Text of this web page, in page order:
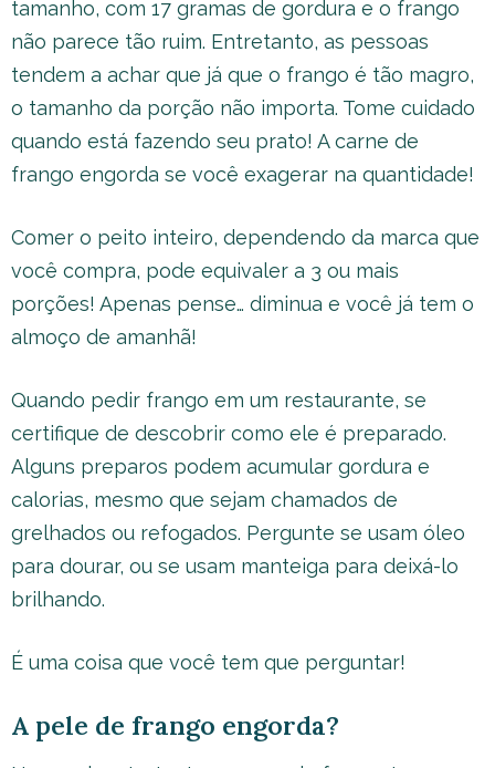
tamanho, com 17 gramas de gordura e o frango
não parece tão ruim. Entretanto, as pessoas
tendem a achar que já que o frango é tão magro,
o tamanho da porção não importa. Tome cuidado
quando está fazendo seu prato! A carne de
frango engorda se você exagerar na quantidade!
Comer o peito inteiro, dependendo da marca que
você compra, pode equivaler a 3 ou mais
porções! Apenas pense… diminua e você já tem o
almoço de amanhã!
Quando pedir frango em um restaurante, se
certifique de descobrir como ele é preparado.
Alguns preparos podem acumular gordura e
calorias, mesmo que sejam chamados de
grelhados ou refogados. Pergunte se usam óleo
para dourar, ou se usam manteiga para deixá-lo
brilhando.
É uma coisa que você tem que perguntar!
A pele de frango engorda?